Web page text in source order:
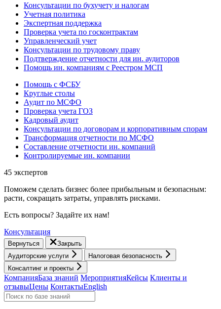
Консультации по бухучету и налогам
Учетная политика
Экспертная поддержка
Проверка учета по госконтрактам
Управленческий учет
Консультации по трудовому праву
Подтверждение отчетности для ин. аудиторов
Помощь ин. компаниям с Реестром МСП
Помощь с ФСБУ
Круглые столы
Аудит по МСФО
Проверка учета ГОЗ
Кадровый аудит
Консультации по договорам и корпоративным спорам
Трансформация отчетности по МСФО
Составление отчетности ин. компаний
Контролируемые ин. компании
45 экспертов
Поможем сделать бизнес более прибыльным и безопасным:
расти, cокращать затраты, управлять рисками.
Есть вопросы? Задайте их нам!
Консультация
Вернуться
Закрыть
Аудиторские услуги
Налоговая безопасность
Консалтинг и проекты
КомпанияБаза знаний МероприятияКейсы Клиенты и
отзывыЦены КонтактыEnglish